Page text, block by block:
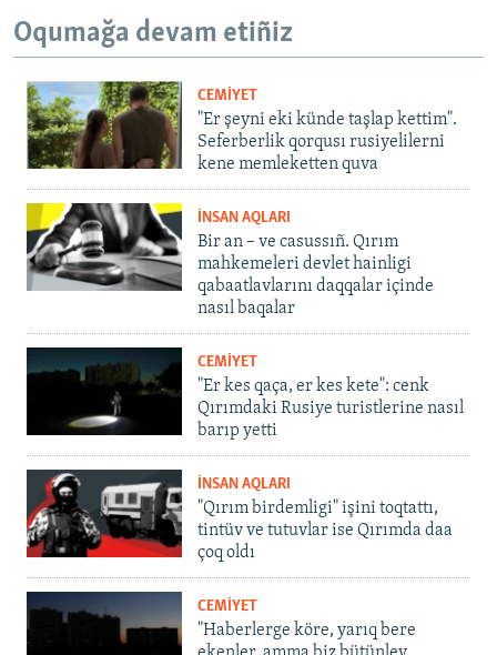
Oqumağa devam etiñiz
CEMİYET
"Er şeyni eki künde taşlap kettim".
Seferberlik qorqusı rusiyelilerni
kene memleketten quva
İNSAN AQLARI
Bir an – ve casussıñ. Qırım
mahkemeleri devlet hainligi
qabaatlavlarını daqqalar içinde
nasıl baqalar
CEMİYET
"Er kes qaça, er kes kete": cenk
Qırımdaki Rusiye turistlerine nasıl
barıp yetti
İNSAN AQLARI
"Qırım birdemligi" işini toqtattı,
tintüv ve tutuvlar ise Qırımda daa
çoq oldı
CEMİYET
"Haberlerge köre, yarıq bere